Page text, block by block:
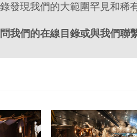
發現我們的大範圍罕見和稀
我們的在線目錄或與我們聯